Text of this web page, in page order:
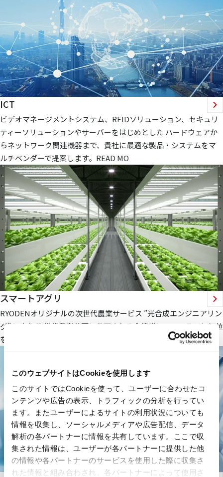
このウェブサイトはCookieを使用します
このサイトではCookieを使って、ユーザーに合わせたコ
ンテンツや広告の表示、トラフィックの分析を行ってい
ます。またユーザーによるサイトの利用状況についても
情報を収集し、ソーシャルメディアや広告配信、データ
解析の各パートナーに情報を共有しています。ここで収
集された情報は、ユーザーが各パートナーに提供した他
の情報や各パートナーのサービスを使用した際に収集さ
れた情報と組み合わされ、各パートナーによって使用さ
ICT
ビデオマネージメントシステム、RFIDソリューション、セキュリ
ティーソリューションやサーバーをはじめとした ハードウェアか
らネットワーク関連機器まで、貴社に最適な製品・システムをマ
ルチベンダーで提案します。READ MO
スマートアグリ
RYODENオリジナルの次世代農業サービス ”光合成エンジニアリン
グ” により 次世代農業分野に参画される企業様にフィールドと価値
を提供します。